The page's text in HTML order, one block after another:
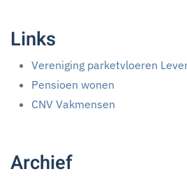
Links
Vereniging parketvloeren
Pensioen wonen
CNV Vakmensen
Archief